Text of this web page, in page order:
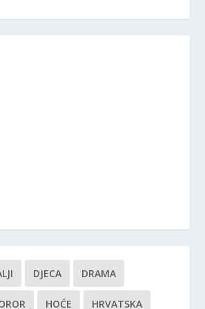
DJECA DRAMA
HOĆE HRVATSKA